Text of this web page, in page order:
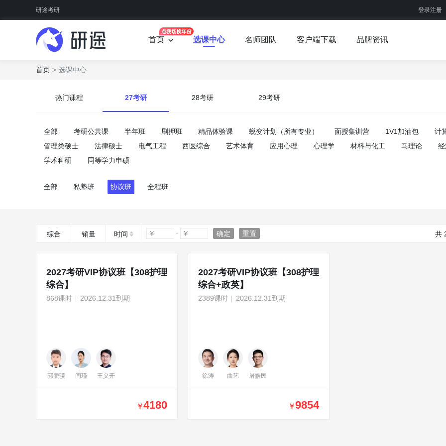
研途考研 登录注册
首页 选课中心 名师团队 客户端下载 品牌资讯
首页 选课中心
热门课程 27考研 28考研 29考研
全部 考研公共课 半年班 刷押班 精品体验课 蜕变计划（所有专业） 面授集训营 1V1加油包 计
管理类硕士
法律硕士 电气工程 西医综合 艺术体育 应用心理 心理学 材料与化工 马理论
学术科研
同等学力申硕
全部 私塾班 协议班 全程班
综合 销量 时间 确定 重置 共
2027考研VIP协议班【308护理
综合】
868课时 2026.12.31到期
郭鹏骥 闫瑾 王义开
￥4180
2027考研VIP协议班【308护理
综合+政英】
2389课时 2026.12.31到期
徐涛 曲艺 屠皓民
￥9854